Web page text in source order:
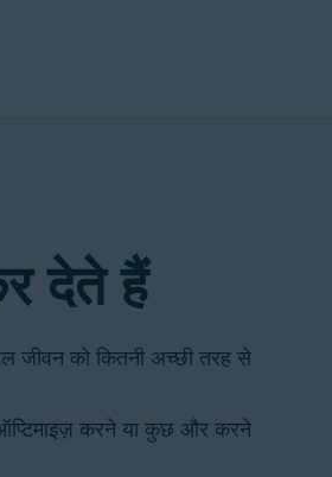
देते हैं
जीवन को कितनी अच्छी तरह से
ऑप्टिमाइज़ करने या कुछ और करने